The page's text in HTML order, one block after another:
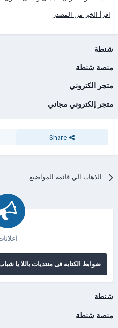
اقرأ الخبر من المصدر
شنطة
منصة شنطة
متجر الكتروني
متجر إلكتروني مجاني
Share
الذهاب الي قائمه المواضيع
اعلانات
ضوابط الكتابه فى منتديات ياللا يا شباب
شنطة
منصة شنطة